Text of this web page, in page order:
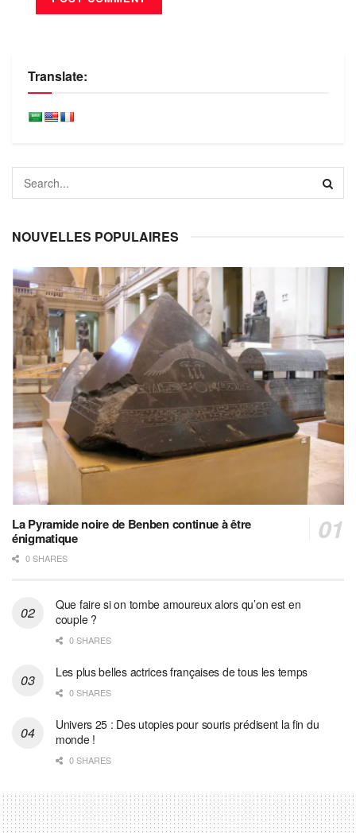
Translate:
NOUVELLES POPULAIRES
La Pyramide noire de Benben continue à être
énigmatique
0 SHARES
Que faire si on tombe amoureux alors qu’on est en
couple ?
0 SHARES
Les plus belles actrices françaises de tous les temps
0 SHARES
Univers 25 : Des utopies pour souris prédisent la fin du
monde !
0 SHARES